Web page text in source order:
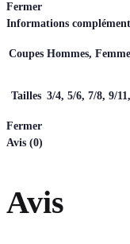
Fermer
Informations
Coupes Hommes,
Tailles 3/4, 5/6, 7/8, 9/
Fermer
Avis (0)
Avis